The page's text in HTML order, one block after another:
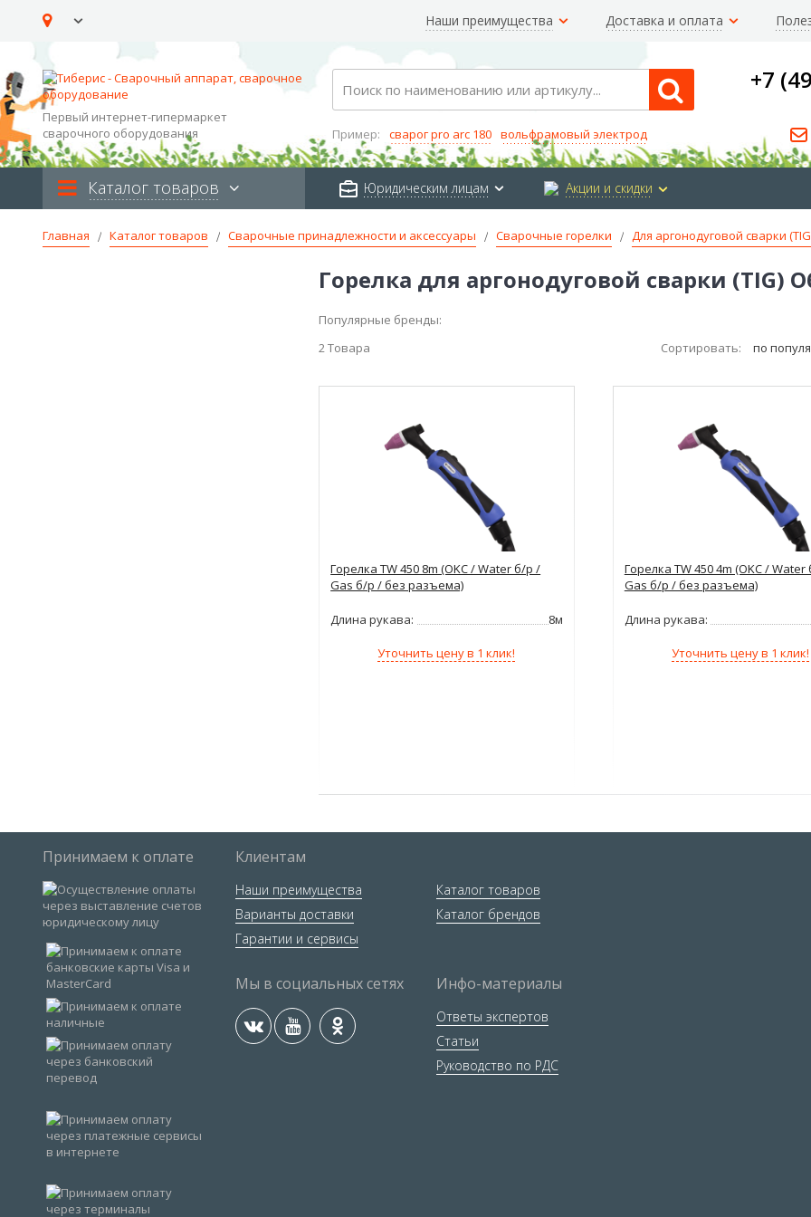
Наши преимущества Доставка и оплата
Первый интернет-гипермаркет
сварочного оборудования
Search
Пример: сварог pro arc 180 вольфрамовый электрод
+7
Каталог товаров Юридическим лицам Акции и скидки
Главная Каталог товаров Сварочные принадлежности и аксессуары Сварочные горелки Для аргонодуговой сварки
Горелка для аргонодуговой сварки (TIG)
Популярные бренды:
2Товара Сортировать: по
Горелка TW 450 8m (OKC / Water б/р /
Gas б/р / без разъема)
Длина рукава: 8м
Уточнить цену в 1 клик!
Горелка TW 450 4m (OKC /
Gas б/р / без разъема)
Длина рукава:
Уточнить цену в 1 клик!
Принимаем к оплате Клиентам
Наши преимущества
Варианты доставки
Гарантии и сервисы
Каталог товаров
Каталог брендов
Мы в социальных сетях Инфо-материалы
Ответы экспертов
Статьи
Руководство по РДС